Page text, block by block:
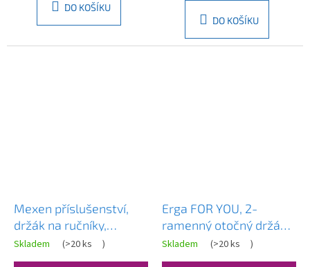
DO KOŠÍKU
DO KOŠÍKU
Mexen příslušenství,
držák na ručníky,
otočný, černá,
7039244-70
Skladem (>20 ks )
Erga FOR YOU, 2-
ramenný otočný držák
na ručníky 470mm,
chromová, ERG-04751
Skladem (>20 ks )